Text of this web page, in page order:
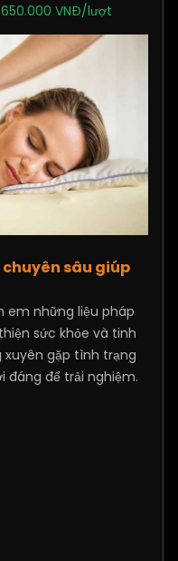
VNĐ/lượt
chuyên sâu giúp
em những liệu pháp
sức khỏe và tinh
xuyên gặp tình trạng
đáng để trải nghiệm.